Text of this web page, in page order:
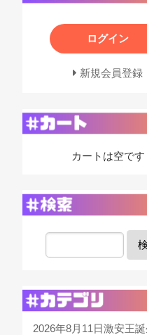
ログイン
新規会員登録
カートは空です
2026年8月11日激安王